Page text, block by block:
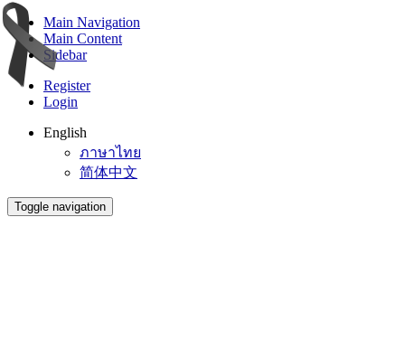
Main Navigation
Main Content
Sidebar
Register
Login
English
ภาษาไทย
简体中文
Toggle navigation